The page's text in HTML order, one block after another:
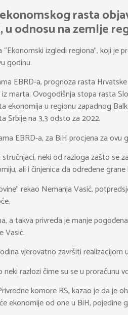
rasta
u odnosu na zemlje
izgledi regiona”, koji
godinu.
EBRD-a, prognoza rasta
marta. Ovogodišnja stopa rasta
ekonomija u regionu zapadnog
Srbije na 3,3 odsto za 2022.
EBRD-a, za BiH procjena za
neki od razloga zašto se
ali i činjenica da određene
rekao Nemanja Vasić,
a takva privreda je manje
Vasić.
vjerovatno završiti realizacijom
razlozi čime su se u proračunu
komore RS, kazao je da je
ekonomije od one u BiH, pojedine